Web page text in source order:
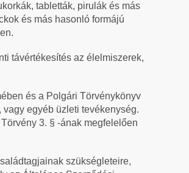
tabletták, pirulák és más
és más hasonló formájú
távértékesítés az élelmiszerek,
és a Polgári Törvénykönyv
egyéb üzleti tevékenység.
3. § -ának megfelelően
szükségleteire,